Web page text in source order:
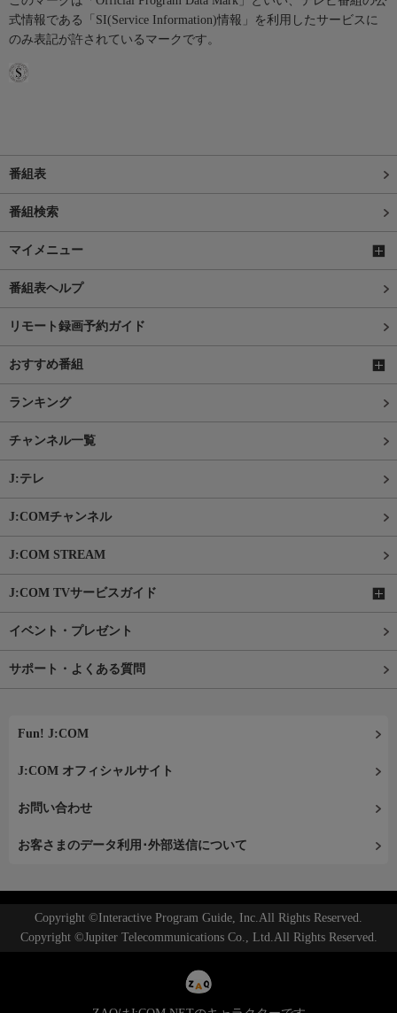
式情報である「SI(Service Information)情報」を利用したサービスに
のみ表記が許されているマークです。
番組表
番組検索
マイメニュー
番組表ヘルプ
リモート録画予約ガイド
おすすめ番組
ランキング
チャンネル一覧
J:テレ
J:COMチャンネル
J:COM STREAM
J:COM TVサービスガイド
イベント・プレゼント
サポート・よくある質問
Fun! J:COM
J:COM オフィシャルサイト
お問い合わせ
お客さまのデータ利用･外部送信について
Copyright ©Interactive Program Guide, Inc.All Rights Reserved.
Copyright ©Jupiter Telecommunications Co., Ltd.All Rights Reserved.